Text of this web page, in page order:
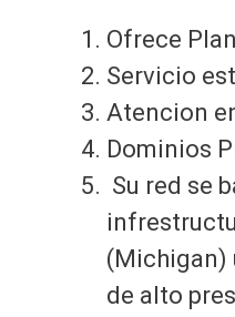
Ofrece
Servicio
Atencion
Dominios
Su red se
(Michigan)
de alto